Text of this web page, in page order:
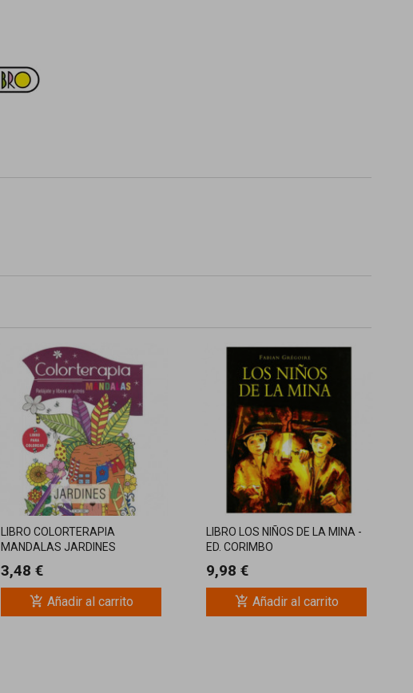
LIBRO COLORTERAPIA
MANDALAS JARDINES
3,48 €
add_shopping_cart Añadir al carrito
LIBRO LOS NIÑOS DE LA MINA -
ED. CORIMBO
9,98 €
add_shopping_cart Añadir al carrito